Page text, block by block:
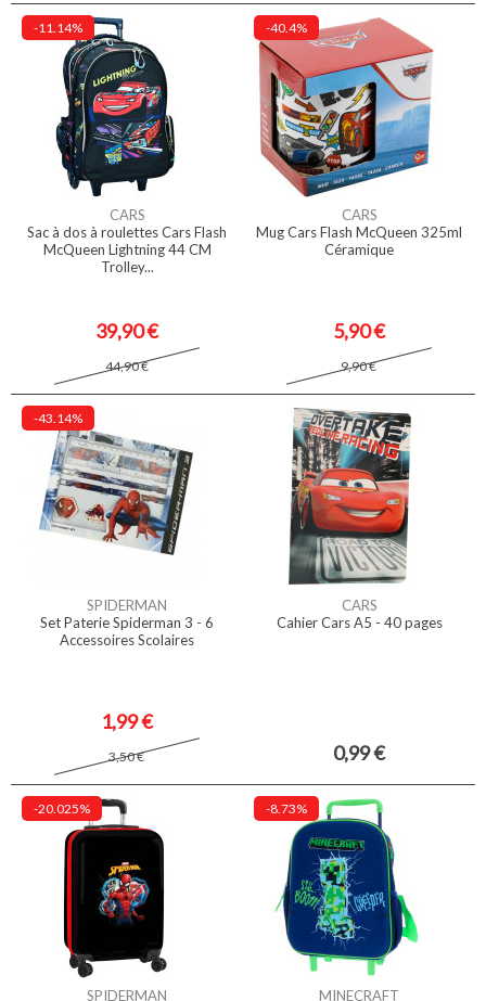
-11.14%
CARS
Sac à dos à roulettes Cars Flash
McQueen Lightning 44 CM
Trolley...
39,90 €
44,90 €
-40.4%
CARS
Mug Cars Flash McQueen 325ml
Céramique
5,90 €
9,90 €
-43.14%
SPIDERMAN
Set Paterie Spiderman 3 - 6
Accessoires Scolaires
1,99 €
3,50 €
CARS
Cahier Cars A5 - 40 pages
0,99 €
-20.025%
SPIDERMAN
-8.73%
MINECRAFT